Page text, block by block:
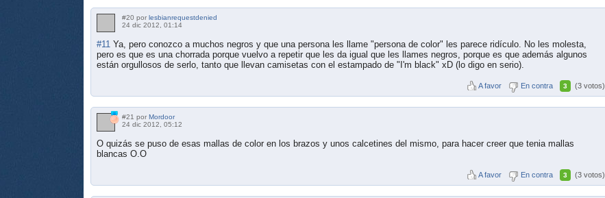
#20 por lesbianrequestdenied
24 dic 2012, 01:14
#11 Ya, pero conozco a muchos negros y que una persona les llame "persona de color" les parece ridículo. No les molesta,
pero es que es una chorrada porque vuelvo a repetir que les da igual que les llames negros, porque es que además algunos
están orgullosos de serlo, tanto que llevan camisetas con el estampado de "I'm black" xD (lo digo en serio).
A favor En contra 3 (3 votos)
#21 por Mordoor
24 dic 2012, 05:12
O quizás se puso de esas mallas de color en los brazos y unos calcetines del mismo, para hacer creer que tenia mallas
blancas O.O
A favor En contra 3 (3 votos)